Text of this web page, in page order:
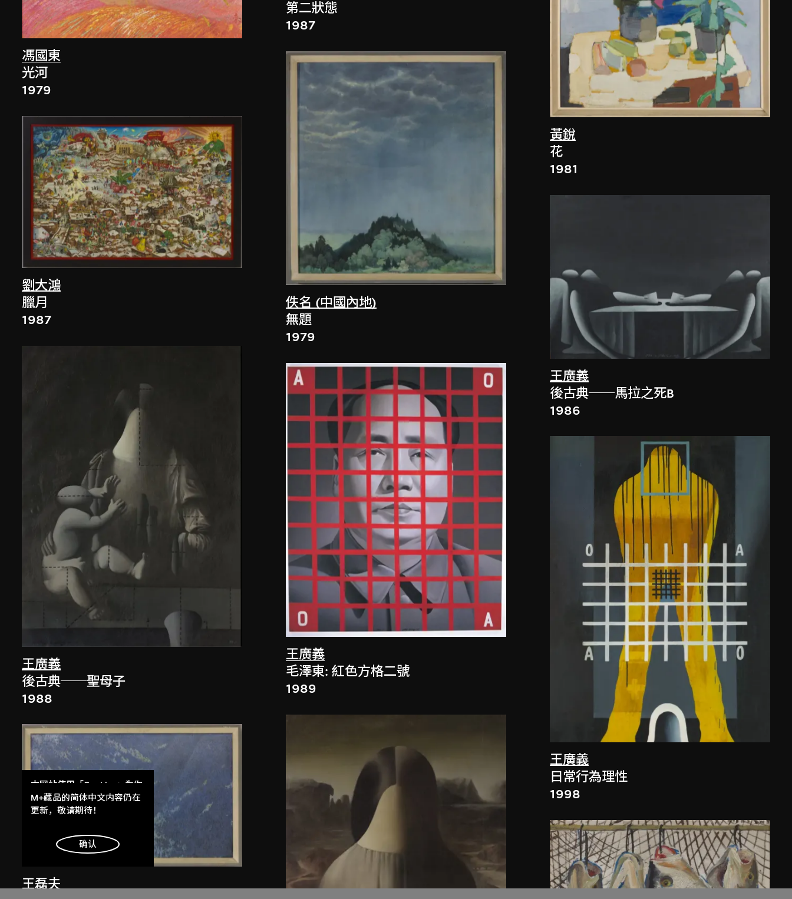
馮國東
光河
1979
劉大鴻
臘月
1987
王廣義
後古典──聖母子
1988
王磊夫
第二狀態
1987
佚名 (中國內地)
無題
1979
王廣義
毛澤東: 紅色方格二號
1989
黃銳
花
1981
王廣義
後古典──馬拉之死B
1986
王廣義
日常行為理性
1998
本网站使用「Cookies」为你
提供最好的网站体验。
了解更多
明白
M+藏品的简体中文内容仍在
更新，敬请期待！
确认